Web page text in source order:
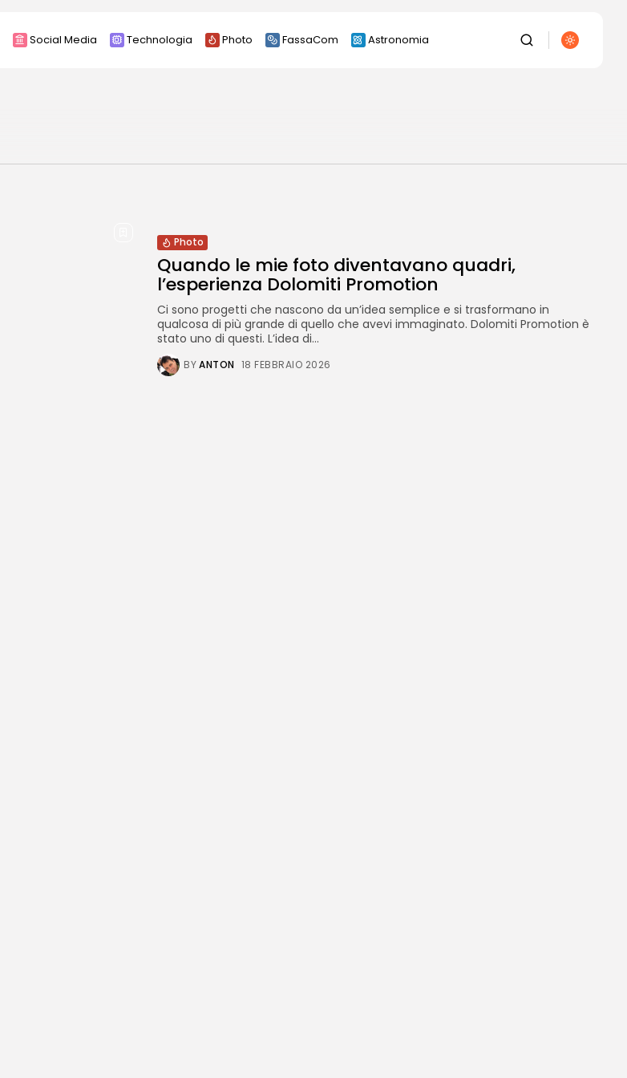
Social Media Technologia Photo FassaCom Astronomia
Photo
Quando le mie foto diventavano quadri,
l’esperienza Dolomiti Promotion
Ci sono progetti che nascono da un’idea semplice e si trasformano in
qualcosa di più grande di quello che avevi immaginato. Dolomiti Promotion è
stato uno di questi. L’idea di...
BYANTON 18 FEBBRAIO 2026